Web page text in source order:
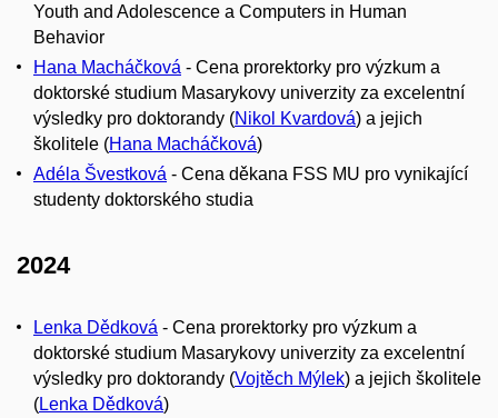
Youth and Adolescence a Computers in Human
Behavior
Hana Macháčková - Cena prorektorky pro výzkum a
doktorské studium Masarykovy univerzity za excelentní
výsledky pro doktorandy (Nikol Kvardová) a jejich
školitele (Hana Macháčková)
Adéla Švestková - Cena děkana FSS MU pro vynikající
studenty doktorského studia
2024
Lenka Dědková - Cena prorektorky pro výzkum a
doktorské studium Masarykovy univerzity za excelentní
výsledky pro doktorandy (Vojtěch Mýlek) a jejich školitele
(Lenka Dědková)